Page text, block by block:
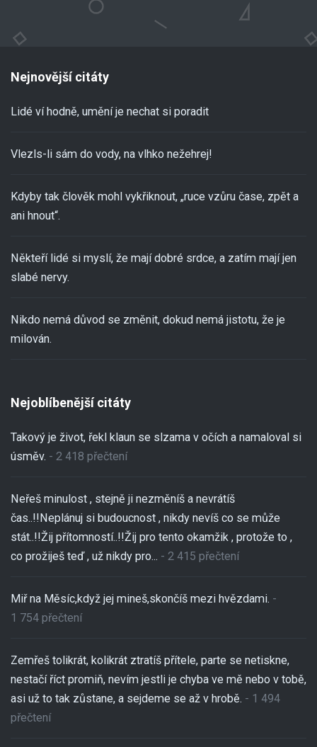
Nejnovější citáty
Lidé ví hodně, umění je nechat si poradit
Vlezls-li sám do vody, na vlhko nežehrej!
Kdyby tak člověk mohl vykřiknout, „ruce vzůru čase, zpět a
ani hnout“.
Někteří lidé si myslí, že mají dobré srdce, a zatím mají jen
slabé nervy.
Nikdo nemá důvod se změnit, dokud nemá jistotu, že je
milován.
Nejoblíbenější citáty
Takový je život, řekl klaun se slzama v očích a namaloval si
úsměv. - 2 418 přečtení
Neřeš minulost , stejně ji nezměníš a nevrátíš
čas..!!Neplánuj si budoucnost , nikdy nevíš co se může
stát..!!Žij přítomností..!!Žij pro tento okamžik , protože to ,
co prožiješ teď , už nikdy pro... - 2 415 přečtení
Miř na Měsíc,když jej mineš,skončíš mezi hvězdami. -
1 754 přečtení
Zemřeš tolikrát, kolikrát ztratíš přítele, parte se netiskne,
nestačí říct promiň, nevím jestli je chyba ve mě nebo v tobě,
asi už to tak zůstane, a sejdeme se až v hrobě. - 1 494
přečtení